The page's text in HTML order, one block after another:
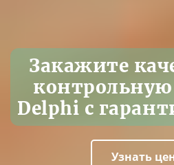
Закажите
контрольную
Delphi с
Узнать